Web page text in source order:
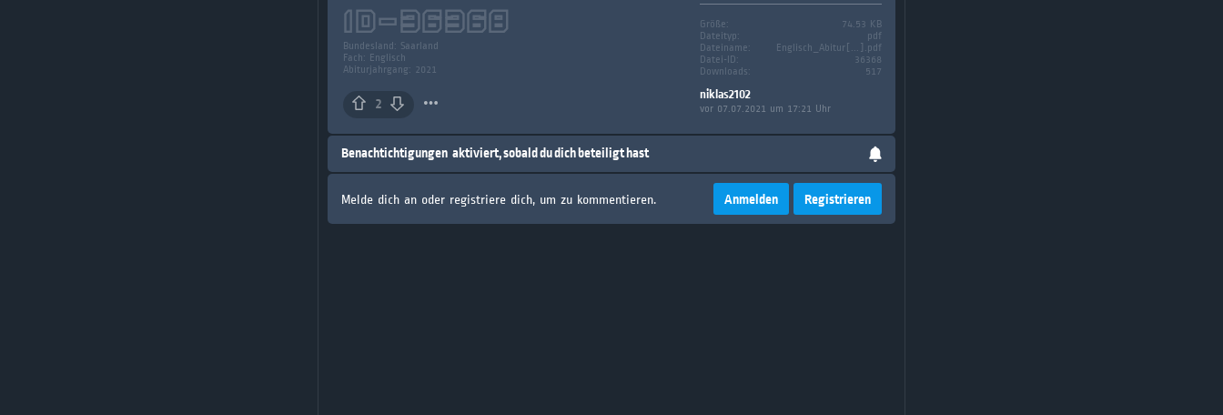
Größe:
74.53 KB
Dateityp:
pdf
Dateiname:
Englisch_Abitur[...].pdf
Datei-ID:
36368
Downloads:
517
niklas2102
vor 07.07.2021 um 17:21 Uhr
ID-36368
Bundesland: Saarland
Fach: Englisch
Abiturjahrgang: 2021
2
Benachtichtigungen aktiviert, sobald du dich beteiligt hast
Melde dich an oder registriere dich, um zu kommentieren. Anmelden Registrieren